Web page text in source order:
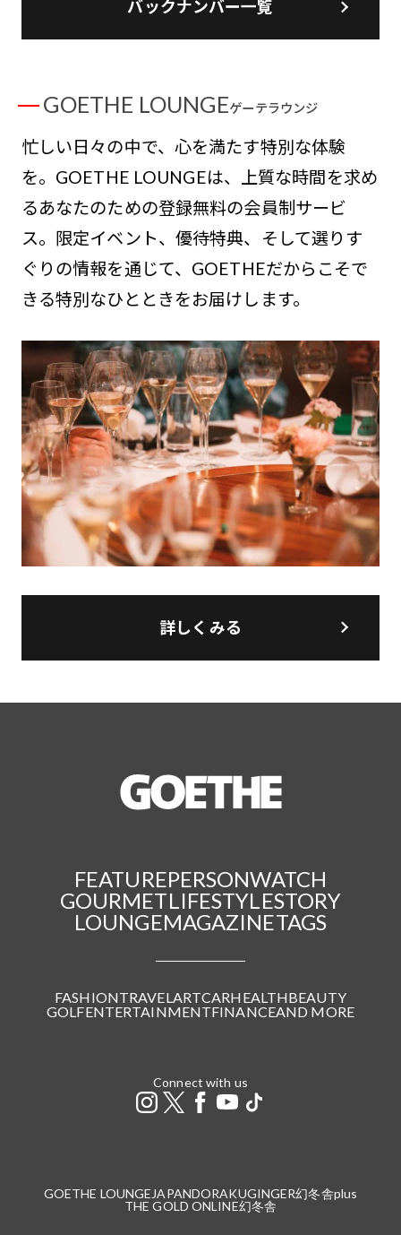
バックナンバー一覧
GOETHE LOUNGEゲーテラウンジ
忙しい日々の中で、心を満たす特別な体験
を。GOETHE LOUNGEは、上質な時間を求め
るあなたのための登録無料の会員制サービ
ス。限定イベント、優待特典、そして選りす
ぐりの情報を通じて、GOETHEだからこそで
きる特別なひとときをお届けします。
詳しくみる
FEATUREPERSONWATCH
GOURMETLIFESTYLESTORY
LOUNGEMAGAZINETAGS
FASHIONTRAVELARTCARHEALTHBEAUTY
GOLFENTERTAINMENTFINANCEAND MORE
Connect with us
GOETHE LOUNGE JAPANDORAKUGINGER幻冬舎plus
THE GOLD ONLINE幻冬舎